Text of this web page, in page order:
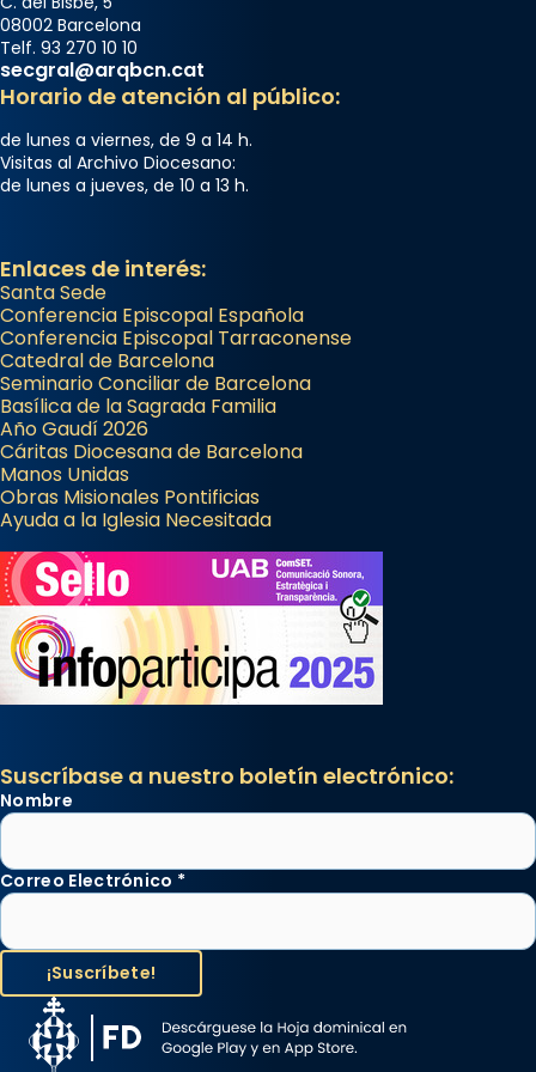
08002 Barcelona
Telf. 93 270 10 10
secgral@arqbcn.cat
Horario de atención al público:
de lunes a viernes, de 9 a 14 h.
Visitas al Archivo Diocesano:
de lunes a jueves, de 10 a 13 h.
Enlaces de interés:
Santa Sede
Conferencia Episcopal Española
Conferencia Episcopal Tarraconense
Catedral de Barcelona
Seminario Conciliar de Barcelona
Basílica de la Sagrada Familia
Año Gaudí 2026
Cáritas Diocesana de Barcelona
Manos Unidas
Obras Misionales Pontificias
Ayuda a la Iglesia Necesitada
Suscríbase a nuestro boletín electrónico:
Nombre
Correo Electrónico *